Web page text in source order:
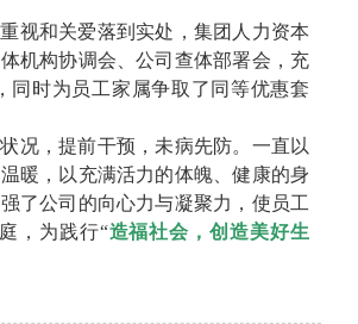
视和关爱落到实处，集团人力资本
机构协调会、公司查体部署会，充
同时为员工家属争取了同等优惠套
况，提前干预，未病先防。一直以
暖，以充满活力的体魄、健康的身
了公司的向心力与凝聚力，使员工
，为践行“造福社会，创造美好生